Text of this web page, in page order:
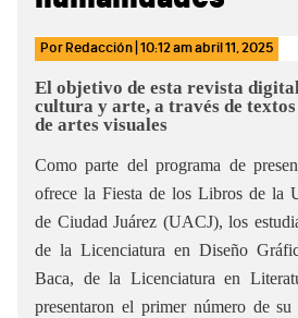
Por Redacción 10:12 amabril 11, 2025
El objetivo de esta revista
cultura y arte, a través de
de artes visuales
Como parte del programa de
ofrece la Fiesta de los Libros de la
de Ciudad Juárez (UACJ), los
de la Licenciatura en Diseño
Baca, de la Licenciatura en
presentaron el primer número de